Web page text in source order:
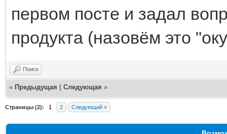
первом посте и задал
продукта (назовём это
Поиск
« Предыдущая Следующая »
Страницы (2): 1 2 Следующий »